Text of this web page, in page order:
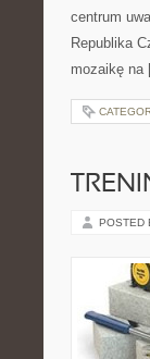
centrum
Republika
mozaikę
POSTED